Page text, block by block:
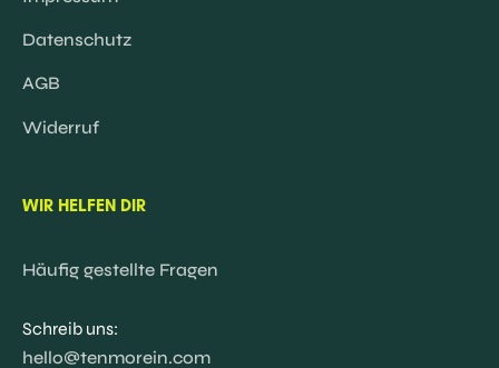
Datenschutz
AGB
Widerruf
WIR HELFEN DIR
Häufig gestellte Fragen
Schreib uns:
hello@tenmorein.com